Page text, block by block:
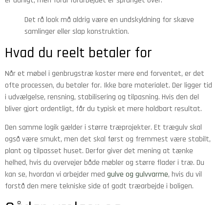
Det rå look må aldrig være en undskyldning for skæve
samlinger eller slap konstruktion.
Hvad du reelt betaler for
Når et møbel i genbrugstræ koster mere end forventet, er det
ofte processen, du betaler for. Ikke bare materialet. Der ligger tid
i udvælgelse, rensning, stabilisering og tilpasning. Hvis den del
bliver gjort ordentligt, får du typisk et mere holdbart resultat.
Den samme logik gælder i større træprojekter. Et trægulv skal
også være smukt, men det skal først og fremmest være stabilt,
plant og tilpasset huset. Derfor giver det mening at tænke
helhed, hvis du overvejer både møbler og større flader i træ. Du
kan se, hvordan vi arbejder med gulve og gulvvarme, hvis du vil
forstå den mere tekniske side af godt træarbejde i boligen.